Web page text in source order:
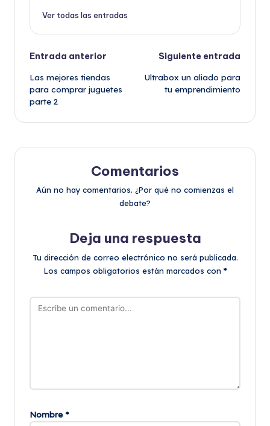
Ver todas las entradas
Navegación
de
entradas
Entrada anterior
Las mejores tiendas
para comprar juguetes
parte 2
Siguiente entrada
Ultrabox un aliado para
tu emprendimiento
Comentarios
Aún no hay comentarios. ¿Por qué no comienzas el
debate?
Deja una respuesta
Tu dirección de correo electrónico no será publicada.
Los campos obligatorios están marcados con *
Nombre *